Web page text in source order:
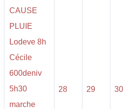
CAUSE
PLUIE
Lodeve 8h
Cécile
600deniv
5h30
marche
28 29 30